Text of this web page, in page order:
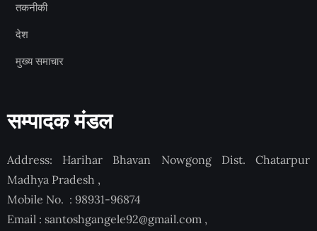
तकनीकी
देश
मुख्य समाचार
सम्पादक मंडल
Address: Harihar Bhavan Nowgong Dist. Chatarpur
Madhya Pradesh ,
Mobile No. : 98931-96874
Email : santoshgangele92@gmail.com ,